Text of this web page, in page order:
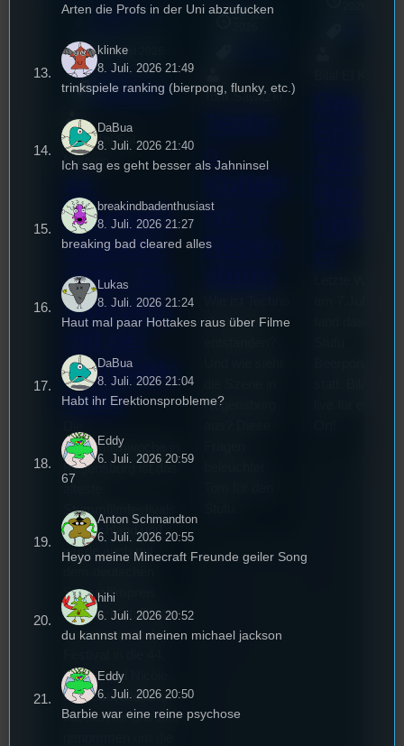
Rund um die
3. August 2026
Festivals ,
Interview, Kultur
,
Sao-Mai Sol
Nguyen
Stummfil
mwoche
2026: Ein
Interview
Festivalle
iterin
Stummfilmwoche in
Regensburg ist das
Stummfilmfestivals
Deutschland und
wurde auch mit
Stummfilmpreis
2022 gekürt. Diesen
Sommer geht das
Runde und Nicole,
die Festivalleitung,
hat sich für uns Zeit
18. Juli
Tom Sawitzki
o
ive in
Regen
überhaupt
Regensburg
Arten die Profs in der Uni abzufucken
klinke
8. Juli. 2026 21:49
trinkspiele ranking (bierpong, flunky, etc.)
DaBua
8. Juli. 2026 21:40
Ich sag es geht besser als Jahninsel
breakindbadenthusiast
8. Juli. 2026 21:27
breaking bad cleared alles
Lukas
8. Juli. 2026 21:24
Haut mal paar Hottakes raus über Filme
DaBua
8. Juli. 2026 21:04
Habt ihr Erektionsprobleme?
Eddy
6. Juli. 2026 20:59
67
Anton Schmandton
6. Juli. 2026 20:55
Heyo meine Minecraft Freunde geiler Song
hihi
6. Juli. 2026 20:52
du kannst mal meinen michael jackson
Eddy
6. Juli. 2026 20:50
Barbie war eine reine psychose